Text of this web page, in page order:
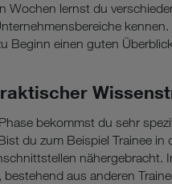
Wochen lernst du
Beginn einen guten
bekommst du sehr
du zum Beispiel Trainee in
nähergebracht.
bestehend aus anderen